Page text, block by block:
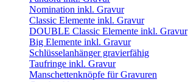
Nomination inkl. Gravur
Classic Elemente inkl. Gravur
DOUBLE Classic Elemente inkl. Gravur
Big Elemente inkl. Gravur
Schlüsselanhänger gravierfähig
Taufringe inkl. Gravur
Manschettenknöpfe für Gravuren